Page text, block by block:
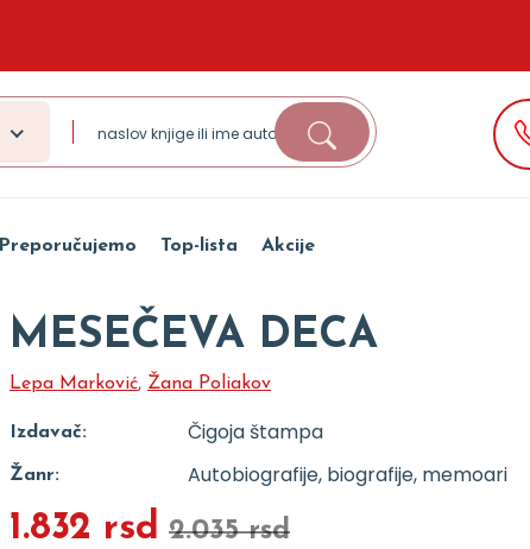
Preporučujemo Top-lista Akcije
MESEČEVA DECA
Lepa Marković, Žana Poliakov
Izdavač: Čigoja štampa
Žanr: Autobiografije, biografije, memoari
1.832 rsd 2.035 rsd